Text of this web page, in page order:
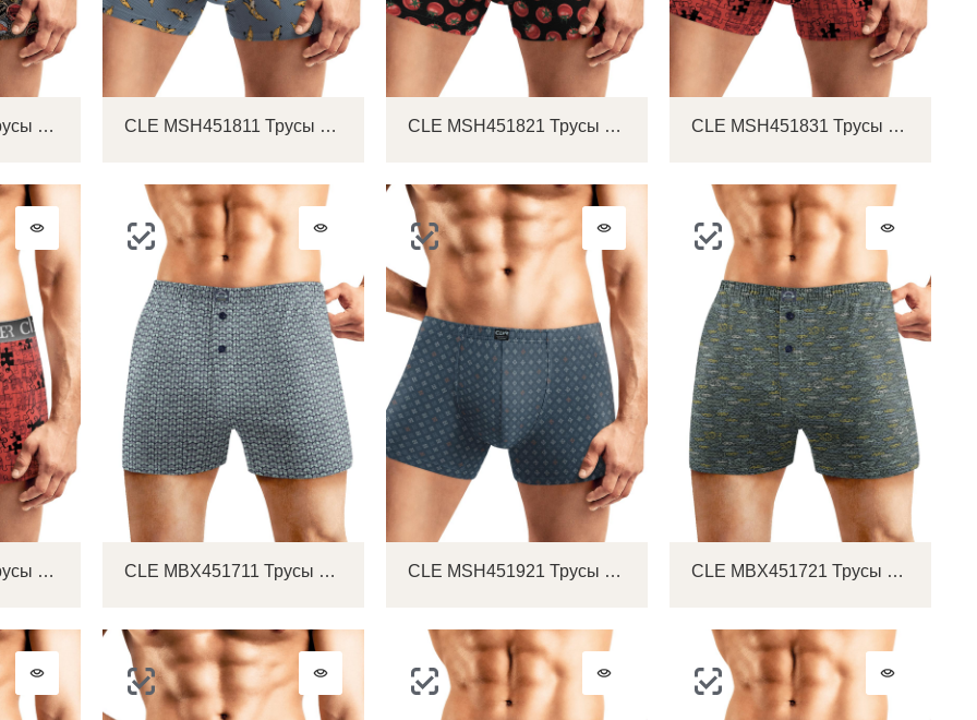
CLE MSH452021 Трусы мужские шорты CLE MSH451811 Трусы мужские шорты CLE MSH451821 Трусы мужские шорты CLE MSH451831 Трусы мужские шорты
CLE MSH451833 Трусы мужские шорты CLE MBX451711 Трусы мужские боксеры CLE MSH451921 Трусы мужские шорты CLE MBX451721 Трусы мужские боксеры